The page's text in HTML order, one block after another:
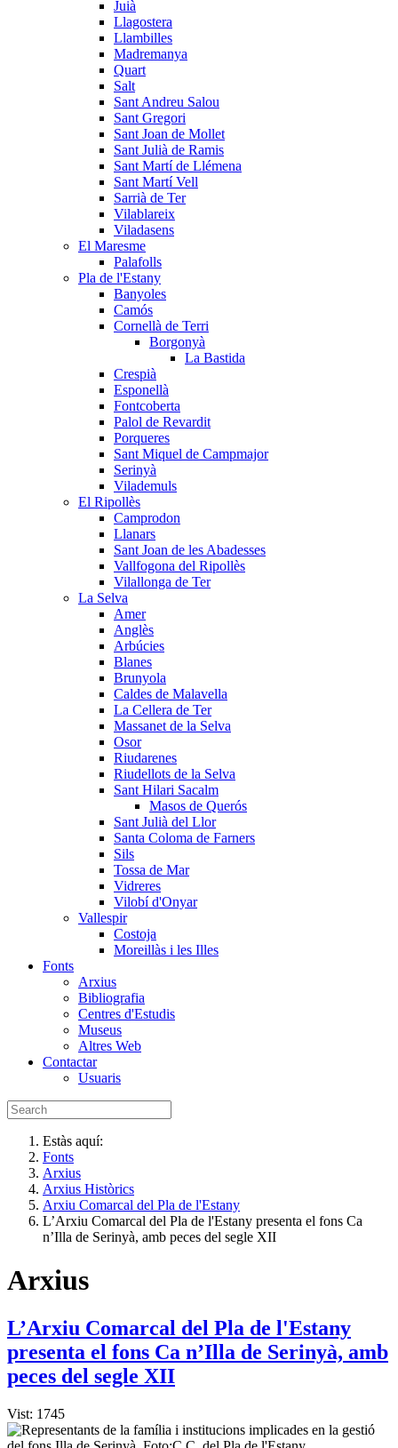
Juià
Llagostera
Llambilles
Madremanya
Quart
Salt
Sant Andreu Salou
Sant Gregori
Sant Joan de Mollet
Sant Julià de Ramis
Sant Martí de Llémena
Sant Martí Vell
Sarrià de Ter
Vilablareix
Viladasens
El Maresme
Palafolls
Pla de l'Estany
Banyoles
Camós
Cornellà de Terri
Borgonyà
La Bastida
Crespià
Esponellà
Fontcoberta
Palol de Revardit
Porqueres
Sant Miquel de Campmajor
Serinyà
Vilademuls
El Ripollès
Camprodon
Llanars
Sant Joan de les Abadesses
Vallfogona del Ripollès
Vilallonga de Ter
La Selva
Amer
Anglès
Arbúcies
Blanes
Brunyola
Caldes de Malavella
La Cellera de Ter
Massanet de la Selva
Osor
Riudarenes
Riudellots de la Selva
Sant Hilari Sacalm
Masos de Querós
Sant Julià del Llor
Santa Coloma de Farners
Sils
Tossa de Mar
Vidreres
Vilobí d'Onyar
Vallespir
Costoja
Moreillàs i les Illes
Fonts
Arxius
Bibliografia
Centres d'Estudis
Museus
Altres Web
Contactar
Usuaris
Estàs aquí:
Fonts
Arxius
Arxius Històrics
Arxiu Comarcal del Pla de l'Estany
L’Arxiu Comarcal del Pla de l'Estany presenta el fons Ca
n’Illa de Serinyà, amb peces del segle XII
Arxius
L’Arxiu Comarcal del Pla de l'Estany
presenta el fons Ca n’Illa de Serinyà, amb
peces del segle XII
Vist: 1745